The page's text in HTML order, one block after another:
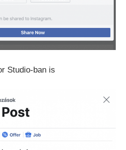
Studio-ban is